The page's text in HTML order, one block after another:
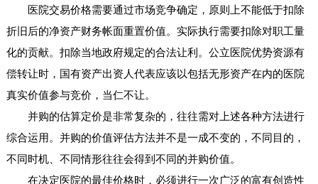
医院交易价格需要通过市场竞争确定，原则上不能低于扣除
折旧后的净资产财务帐面重置价值。实际执行需要扣除对职工量
化的贡献。扣除当地政府规定的合法让利。公立医院优势资源有
偿转让时，国有资产出资人代表应该以包括无形资产在内的医院
真实价值参与竞价，当仁不让。
并购的估算定价是非常复杂的，往往需对上述各种方法进行
综合运用。并购的价值评估方法并不是一成不变的，不同目的，
不同时机、不同情形往往会得到不同的并购价值。
在决定医院的最佳价格时，必须进行一次广泛的富有创造性